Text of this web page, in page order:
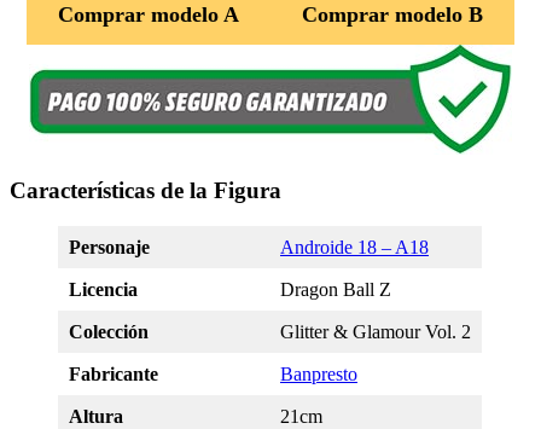
Comprar modelo A Comprar modelo B
Características de la Figura
Personaje Androide 18 – A18
Licencia Dragon Ball Z
Colección Glitter & Glamour Vol. 2
Fabricante Banpresto
Altura 21cm